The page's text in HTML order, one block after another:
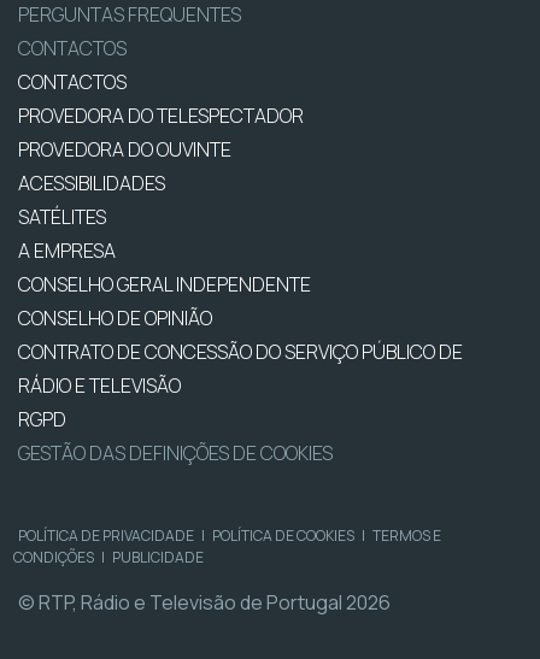
PERGUNTAS FREQUENTES
CONTACTOS
CONTACTOS
PROVEDORA DO TELESPECTADOR
PROVEDORA DO OUVINTE
ACESSIBILIDADES
SATÉLITES
A EMPRESA
CONSELHO GERAL INDEPENDENTE
CONSELHO DE OPINIÃO
CONTRATO DE CONCESSÃO DO SERVIÇO PÚBLICO DE
RÁDIO E TELEVISÃO
RGPD
GESTÃO DAS DEFINIÇÕES DE COOKIES
POLÍTICA DE PRIVACIDADE | POLÍTICA DE COOKIES | TERMOS E
CONDIÇÕES | PUBLICIDADE
© RTP, Rádio e Televisão de Portugal 2026